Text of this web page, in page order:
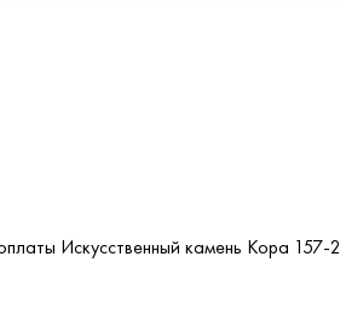
Искусственный камень Кора 157-2